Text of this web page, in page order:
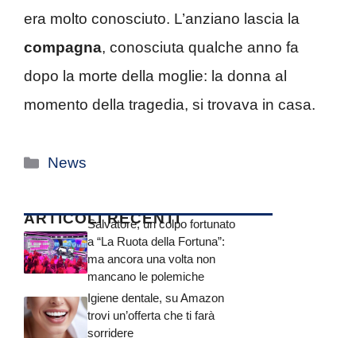
era molto conosciuto. L’anziano lascia la
compagna, conosciuta qualche anno fa
dopo la morte della moglie: la donna al
momento della tragedia, si trovava in casa.
Categorie
News
ARTICOLI RECENTI
Salvatore, un colpo fortunato
a “La Ruota della Fortuna”:
ma ancora una volta non
mancano le polemiche
Igiene dentale, su Amazon
trovi un’offerta che ti farà
sorridere